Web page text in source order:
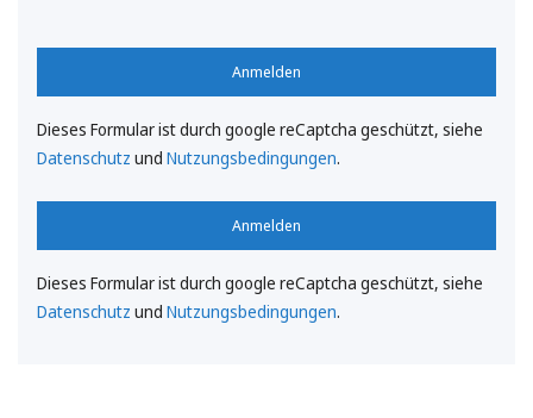
Anmelden
Dieses Formular ist durch google reCaptcha geschützt, siehe
Datenschutz und Nutzungsbedingungen.
Anmelden
Dieses Formular ist durch google reCaptcha geschützt, siehe
Datenschutz und Nutzungsbedingungen.